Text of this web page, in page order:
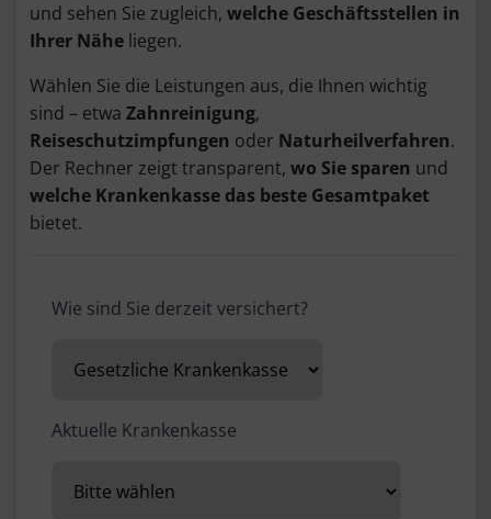
und sehen Sie zugleich, welche Geschäftsstellen in
Ihrer Nähe liegen.
Wählen Sie die Leistungen aus, die Ihnen wichtig
sind – etwa Zahnreinigung,
Reiseschutzimpfungen oder Naturheilverfahren.
Der Rechner zeigt transparent, wo Sie sparen und
welche Krankenkasse das beste Gesamtpaket
bietet.
Wie sind Sie derzeit versichert?
Aktuelle Krankenkasse